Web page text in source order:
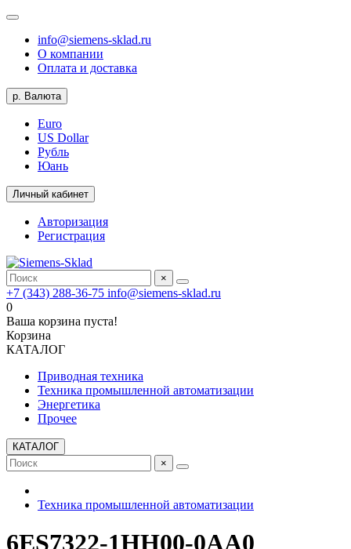
info@siemens-sklad.ru
О компании
Оплата и доставка
р. Валюта
Euro
US Dollar
Рубль
Юань
Личный кабинет
Авторизация
Регистрация
×
+7 (343) 288-36-75 info@siemens-sklad.ru
0
Ваша корзина пуста!
Корзина
КАТАЛОГ
Приводная техника
Техника промышленной автоматизации
Энергетика
Прочее
КАТАЛОГ
×
Техника промышленной автоматизации
6ES7322-1HH00-0AA0